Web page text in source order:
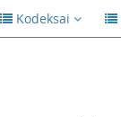
Kodeksai